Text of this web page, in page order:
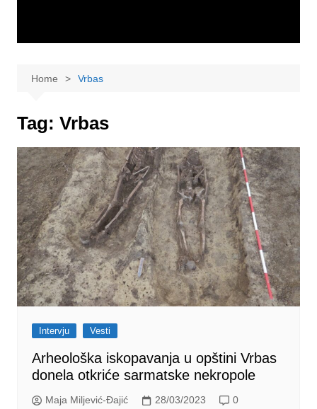
Home Vrbas
Tag: Vrbas
Intervju Vesti
Arheološka iskopavanja u opštini Vrbas
donela otkriće sarmatske nekropole
Maja Miljević-Đajić 28/03/2023 0